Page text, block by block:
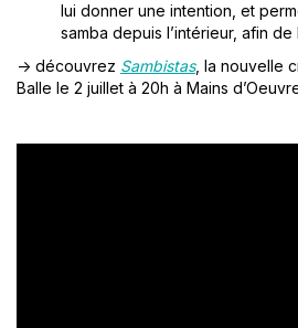
lui donner une intention, et
samba depuis l’intérieur, afin
-> découvrez Sambistas, la nouvelle
Balle le 2 juillet à 20h à Mains